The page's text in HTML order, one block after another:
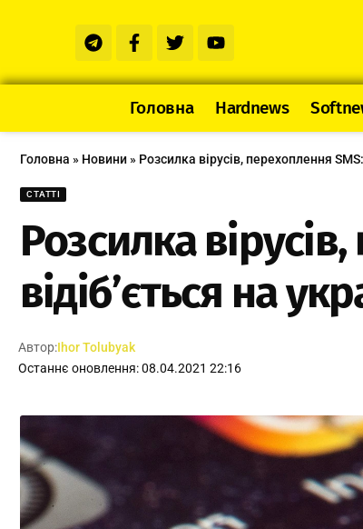
Головна Hardnews
Головна » Новини» Розсилка вірусів, перехоплення
СТАТТІ
Розсилка
відіб’ється на
Останнє оновлення: 08.04.2021 22:16
Автор:Ihor Tolubyak